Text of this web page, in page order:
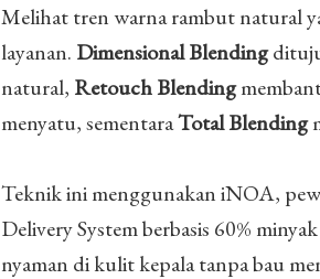
Melihat tren warna rambut natural
layanan. Dimensional Blending
natural, Retouch Blending
menyatu, sementaraTotal Blending
Teknik ini menggunakan iNOA,
Delivery System berbasis 60%
nyaman di kulit kepala tanpa bau